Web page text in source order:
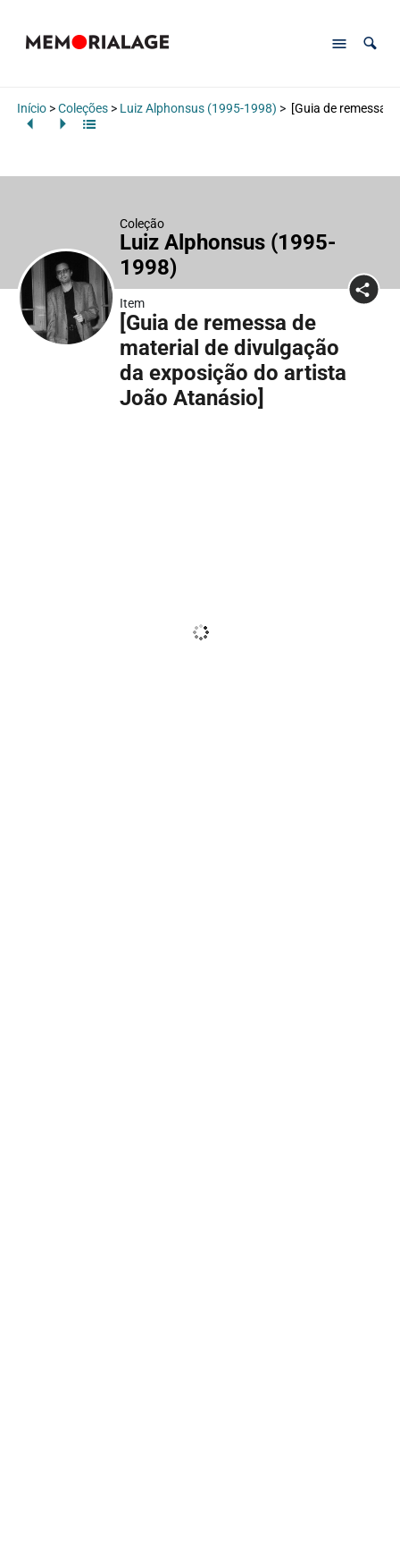
Início>Coleções> Luiz Alphonsus (1995-1998) > [Guia de remessa
Coleção
Luiz Alphonsus (1995-
1998)
Item
[Guia de remessa de
material de divulgação
da exposição do artista
João Atanásio]